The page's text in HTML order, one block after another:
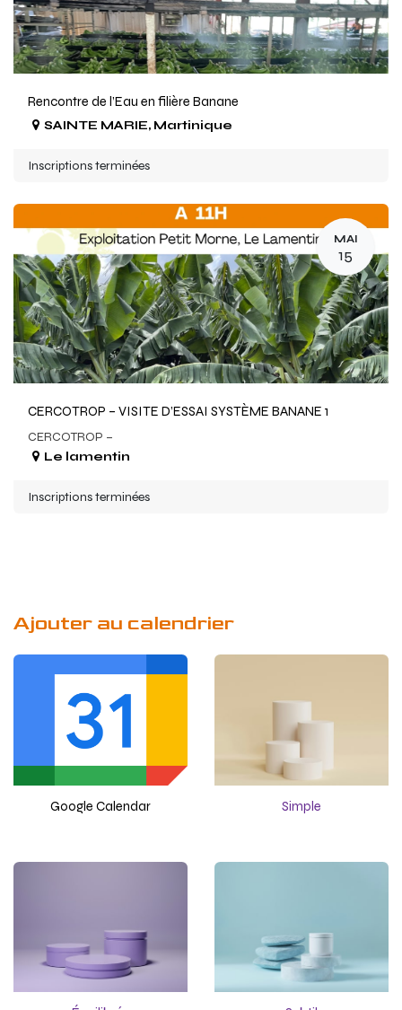
Rencontre de l’Eau en filière Banane
SAINTE MARIE, Martinique
Inscriptions terminées
MAI
15
CERCOTROP – VISITE D’ESSAI SYSTÈME BANANE 1
CERCOTROP –
Le lamentin
Inscriptions terminées
Ajouter au calendrier
Google Calendar Simple